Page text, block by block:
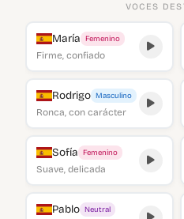
VOCES
María Femenino
Firme, confiado
Rodrigo Masculino
Ronca, con carácter
Sofía Femenino
Suave, delicada
Pablo Neutral